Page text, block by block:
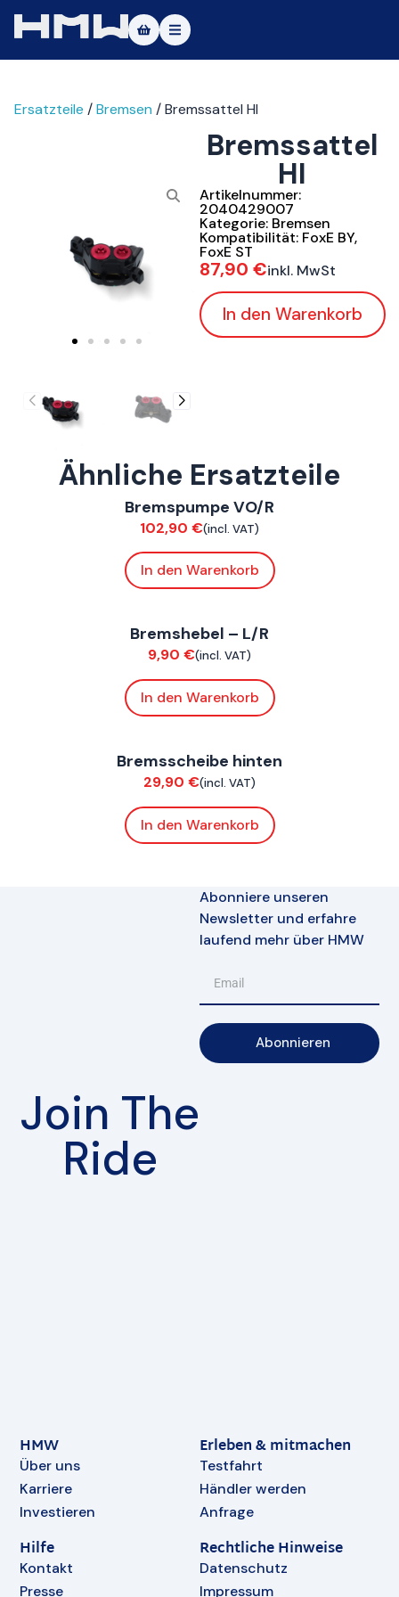
Über uns
Fahrzeuge
Testfahrt
Service
Kontakt
|EN
Ersatzteile /Bremsen / Bremssattel HI
Bremssattel
HI
Artikelnummer:
2040429007
Kategorie: Bremsen
Kompatibilität: FoxE BY,
FoxE ST
87,90 €inkl. MwSt
In den Warenkorb
Ähnliche Ersatzteile
FoxE BY FoxE ST
Bremspumpe VO/R
102,90 €(incl. VAT)
In den Warenkorb
Bremshebel – L/R
9,90 €(incl. VAT)
In den Warenkorb
Bremsscheibe hinten
29,90 €(incl. VAT)
In den Warenkorb
Join The
Ride
Abonniere unseren
Newsletter und erfahre
laufend mehr über HMW
Abonnieren
HMW
Über uns
Karriere
Investieren
Erleben & mitmachen
Testfahrt
Händler werden
Anfrage
Hilfe
Kontakt
Presse
Rechtliche Hinweise
Datenschutz
Impressum